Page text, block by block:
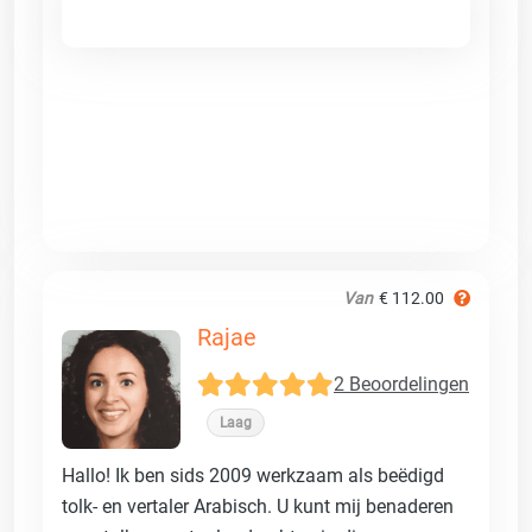
Van € 112.00
Rajae
2 Beoordelingen
Laag
Hallo! Ik ben sids 2009 werkzaam als beëdigd
tolk- en vertaler Arabisch. U kunt mij benaderen